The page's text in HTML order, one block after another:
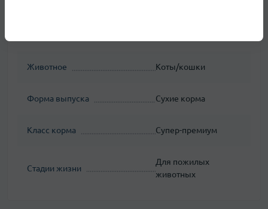
Животное Коты/кошки
Форма выпуска Сухие корма
Класс корма Супер-премиум
Стадии жизни
Для пожилых
животных